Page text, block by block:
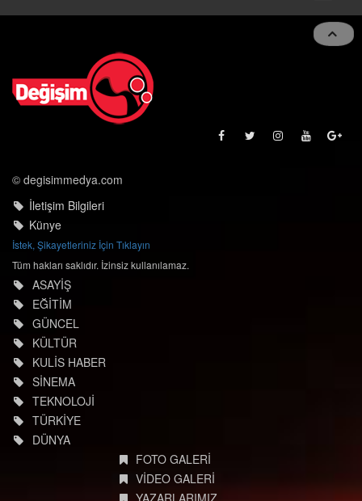
© degisimmedya.com
İletişim Bilgileri
Künye
İstek, Şikayetleriniz İçin Tıklayın
Tüm hakları saklıdır. İzinsiz kullanılamaz.
ASAYİŞ
EĞİTİM
GÜNCEL
KÜLTÜR
KULİS HABER
SİNEMA
TEKNOLOJİ
TÜRKİYE
DÜNYA
FOTO GALERİ
VİDEO GALERİ
YAZARLARIMIZ